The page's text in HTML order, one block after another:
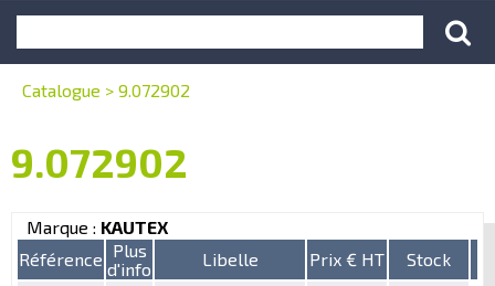
Catalogue > 9.072902
9.072902
Marque : KAUTEX
Référence Plus
d'info
Libelle Prix € HT Stock